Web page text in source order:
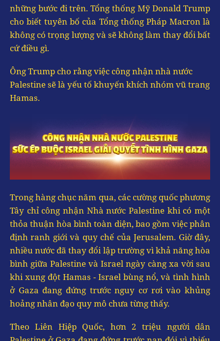
những bước đi trên. Tổng thống Mỹ Donald Trump
cho biết tuyên bố của Tổng thống Pháp Macron là
không có trọng lượng và sẽ không làm thay đổi bất
cứ điều gì.
Ông Trump cho rằng việc công nhận nhà nước
Palestine sẽ là yếu tố khuyến khích nhóm vũ trang
Hamas.
Trong hàng chục năm qua, các cường quốc phương
Tây chỉ công nhận Nhà nước Palestine khi có một
thỏa thuận hòa bình toàn diện, bao gồm việc phân
định ranh giới và quy chế của Jerusalem. Giờ đây,
nhiều nước đã thay đổi lập trường vì khả năng hòa
bình giữa Palestine và Israel ngày càng xa vời sau
khi xung đột Hamas - Israel bùng nổ, và tình hình
ở Gaza đang đứng trước nguy cơ rơi vào khủng
hoảng nhân đạo quy mô chưa từng thấy.
Theo Liên Hiệp Quốc, hơn 2 triệu người dân